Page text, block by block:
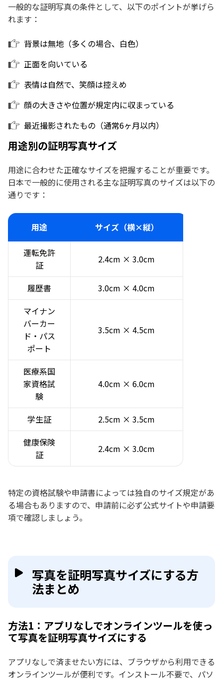
一般的な証明写真の条件として、以下のポイントが挙げら
れます：
背景は無地（多くの場合、白色）
正面を向いている
表情は自然で、笑顔は控えめ
顔の大きさや位置が規定内に収まっている
最近撮影されたもの（通常6ヶ月以内）
用途別の証明写真サイズ
用途に合わせた正確なサイズを把握することが重要です。
日本で一般的に使用される主な証明写真のサイズは以下の
通りです：
用途 サイズ（横×縦）
運転免許
証
2.4cm × 3.0cm
履歴書
3.0cm × 4.0cm
マイナン
バーカー
ド・パス
ポート
3.5cm × 4.5cm
医療系国
家資格試
験
4.0cm × 6.0cm
学生証
2.5cm × 3.5cm
健康保険
証
2.4cm × 3.0cm
特定の資格試験や申請書によっては独自のサイズ規定があ
る場合もありますので、申請前に必ず公式サイトや申請要
項で確認しましょう。
写真を証明写真サイズにする方
法まとめ
方法1：アプリなしでオンラインツールを使っ
て写真を証明写真サイズにする
アプリなしで済ませたい方には、ブラウザから利用できる
オンラインツールが便利です。インストール不要で、パソ